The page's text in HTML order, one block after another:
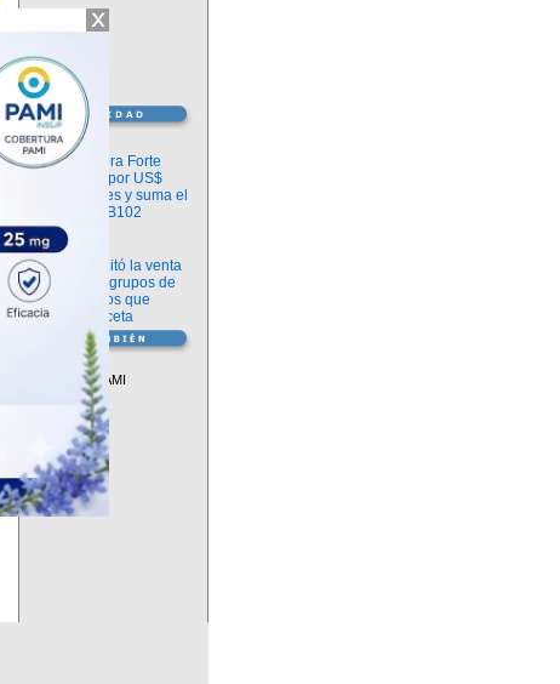
Información
argenx compra Forte
Biosciences por US$
2.200 millones y suma el
anticuerpo FB102
Información
ANMAT habilitó la venta
libre de diez grupos de
medicamentos que
requerían receta
Vademécum
Descuentos PAMI